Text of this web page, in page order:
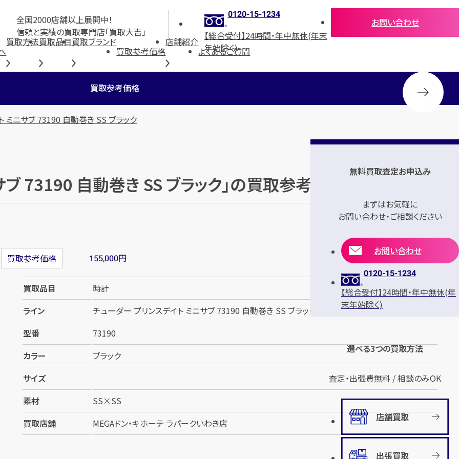
全国2000店舗以上展開中！
信頼と実績の買取専門店「買取大吉」
0120-15-1234
【総合受付】24時間・年中無休(年末
年始除く)
お問い合わせ
買取方法買取品目買取ブランド
買取参考価格
店舗紹介
よくあるご質問
買取参考価格
ミニサブ 73190 自動巻き SS ブラック
ブ 73190 自動巻き SS ブラック」の買取参考価格
買取参考価格 155,000円
買取品目
時計
ライン
チューダー プリンスデイト ミニサブ 73190 自動巻き SS ブラック
型番
73190
カラー
ブラック
サイズ
素材
SS×SS
買取店舗
MEGAドン・キホーテ ラパークいわき店
無料買取査定お申込み
まずはお気軽に
お問い合わせ・ご相談ください
お問い合わせ
0120-15-1234
【総合受付】24時間・年中無休(年
末年始除く)
選べる3つの買取方法
査定・出張費無料 / 相談のみOK
店舗買取
出張買取